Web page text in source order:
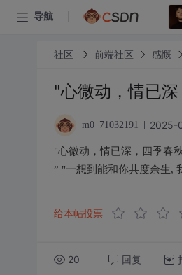
导航
社区 前端社区 感慨
"心微动，情已
m0_71032191 2025-
"心微动，情已深，四季春
” "一想到能和你共度余生,
给本帖投票
20 回复